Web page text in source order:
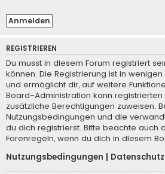
REGISTRIEREN
Du musst in diesem Forum registriert
können. Die Registrierung ist in
und ermöglicht dir, auf weitere
Board-Administration kann registrierten
zusätzliche Berechtigungen zuweisen.
Nutzungsbedingungen und die
du dich registrierst. Bitte beachte auch
Forenregeln, wenn du dich in diesem
Nutzungsbedingungen